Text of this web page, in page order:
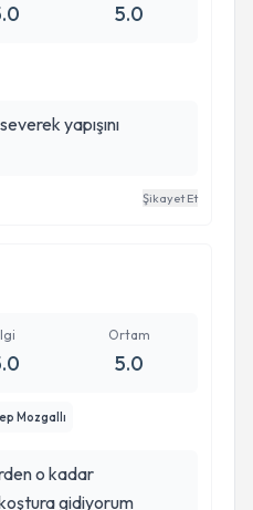
5.0
yapışını
Şikayet Et
Ortam
5.0
Mozgallı